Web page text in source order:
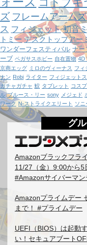
ズ フレームアーム
ス フィジェット 初音
トミー デスクトップアー
ワンダーフェスティバル ナー
ーブ ペガサスホビー 自在置物 4D
京商エッグ ミロのヴィーナス フィ
ナン Robi ライター フィジェット
ガチャガチャ 鮫 タブレット コス
ル ブルース・リー sony メジェド
ワーク N-ストライクエリート ソニ
グ
Amazonブラックフラ
11/27（金）9:00から
#Amazonサイバーマン
Amazonプライムデー
まで！ #プライムデー
UEFI（BIOS）は起動
い！セキュアブート